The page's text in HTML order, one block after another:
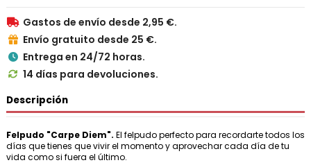
 Gastos de envío desde 2,95 €.
 Envío gratuito desde 25 €.
 Entrega en 24/72 horas.
 14 días para devoluciones.
Descripción
Felpudo "Carpe Diem". El felpudo perfecto para recordarte todos los
días que tienes que vivir el momento y aprovechar cada día de tu
vida como si fuera el último.